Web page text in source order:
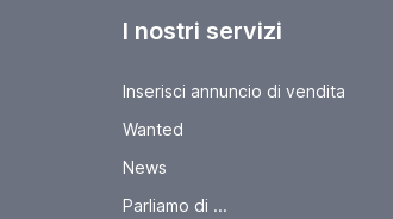
I nostri servizi
Inserisci annuncio di vendita
Wanted
News
Parliamo di ...